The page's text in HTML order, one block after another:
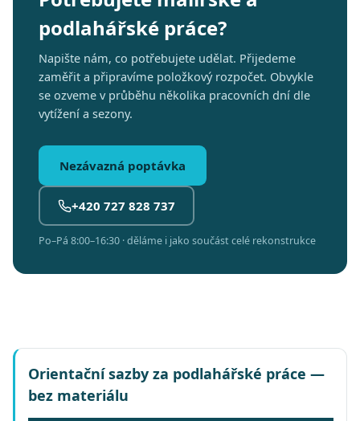
podlahářské práce?
Napište nám, co potřebujete udělat. Přijedeme
zaměřit a připravíme položkový rozpočet. Obvykle
se ozveme v průběhu několika pracovních dní dle
vytížení a sezony.
Nezávazná poptávka
+420 727 828 737
Po–Pá 8:00–16:30 · děláme i jako součást celé rekonstrukce
Orientační sazby za podlahářské práce —
bez materiálu